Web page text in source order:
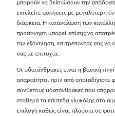
μπορούν να βελτιώσουν την
εκτελείτε ασκήσεις με μεγαλύτερη
διάρκεια. Η κατανάλωση των
προπόνηση μπορεί επίσης να
την εξάντληση, επιτρέποντάς σας
σας με επιτυχία.
Οι υδατάνθρακες είναι η βασική
απαραίτητοι πριν από οποιαδήποτε
σύνθετους υδατάνθρακες που
σταθερά τα επίπεδα γλυκόζης στο
επιλογή καθώς είναι πλούσια σε